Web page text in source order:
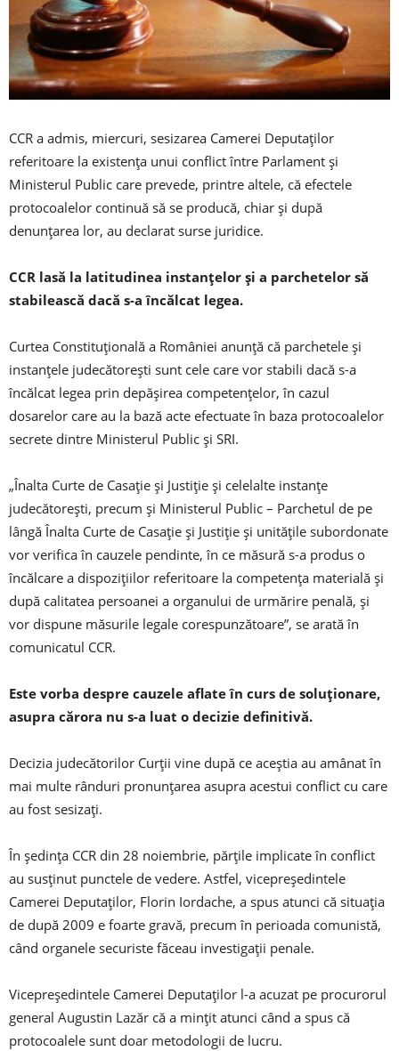
CCR a admis, miercuri, sesizarea Camerei Deputaţilor
referitoare la existenţa unui conflict între Parlament şi
Ministerul Public care prevede, printre altele, că efectele
protocoalelor continuă să se producă, chiar şi după
denunţarea lor, au declarat surse juridice.
CCR lasă la latitudinea instanţelor şi a parchetelor să
stabilească dacă s-a încălcat legea.
Curtea Constituţională a României anunţă că parchetele şi
instanţele judecătoreşti sunt cele care vor stabili dacă s-a
încălcat legea prin depăşirea competenţelor, în cazul
dosarelor care au la bază acte efectuate în baza protocoalelor
secrete dintre Ministerul Public şi SRI.
„Înalta Curte de Casaţie şi Justiţie şi celelalte instanţe
judecătoreşti, precum şi Ministerul Public – Parchetul de pe
lângă Înalta Curte de Casaţie şi Justiţie şi unităţile subordonate
vor verifica în cauzele pendinte, în ce măsură s-a produs o
încălcare a dispoziţiilor referitoare la competenţa materială şi
după calitatea persoanei a organului de urmărire penală, şi
vor dispune măsurile legale corespunzătoare”, se arată în
comunicatul CCR.
Este vorba despre cauzele aflate în curs de soluţionare,
asupra cărora nu s-a luat o decizie definitivă.
Decizia judecătorilor Curţii vine după ce aceştia au amânat în
mai multe rânduri pronunţarea asupra acestui conflict cu care
au fost sesizaţi.
În şedinţa CCR din 28 noiembrie, părţile implicate în conflict
au susţinut punctele de vedere. Astfel, vicepreşedintele
Camerei Deputaţilor, Florin Iordache, a spus atunci că situaţia
de după 2009 e foarte gravă, precum în perioada comunistă,
când organele securiste făceau investigaţii penale.
Vicepreşedintele Camerei Deputaţilor l-a acuzat pe procurorul
general Augustin Lazăr că a minţit atunci când a spus că
protocoalele sunt doar metodologii de lucru.